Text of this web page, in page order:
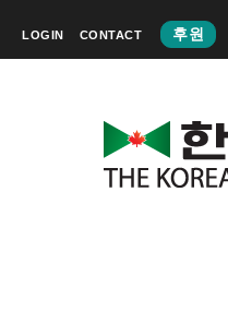
LOGIN CONTACT 후원